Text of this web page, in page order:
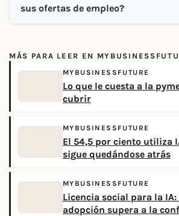
sus ofertas de empleo?
MÁS PARA LEER EN
MYBUSINESSFUTURE
Lo que le cuesta a la
cubrir
MYBUSINESSFUTURE
El 54,5 por ciento utiliza
sigue quedándose atrás
MYBUSINESSFUTURE
Licencia social para la
adopción supera a la